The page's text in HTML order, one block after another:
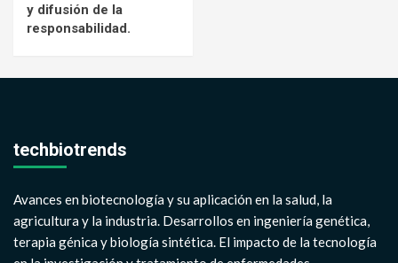
y difusión de la
responsabilidad.
techbiotrends
Avances en biotecnología y su aplicación en la salud, la
agricultura y la industria. Desarrollos en ingeniería genética,
terapia génica y biología sintética. El impacto de la tecnología